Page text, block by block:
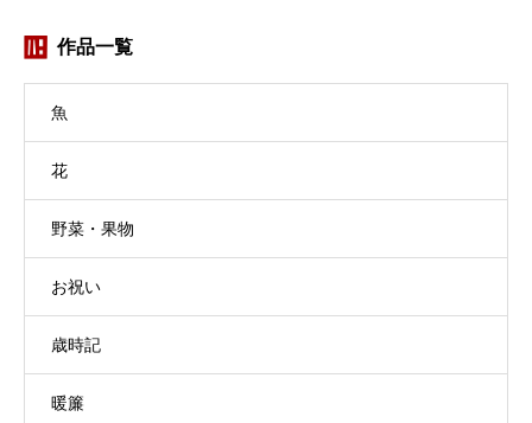
作品一覧
魚
花
野菜・果物
お祝い
歳時記
暖簾